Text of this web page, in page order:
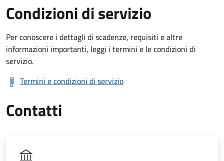
Condizioni di servizio
Per conoscere i dettagli di scadenze, requisiti e altre
informazioni importanti, leggi i termini e le condizioni di
servizio.
Termini e condizioni di servizio
Contatti